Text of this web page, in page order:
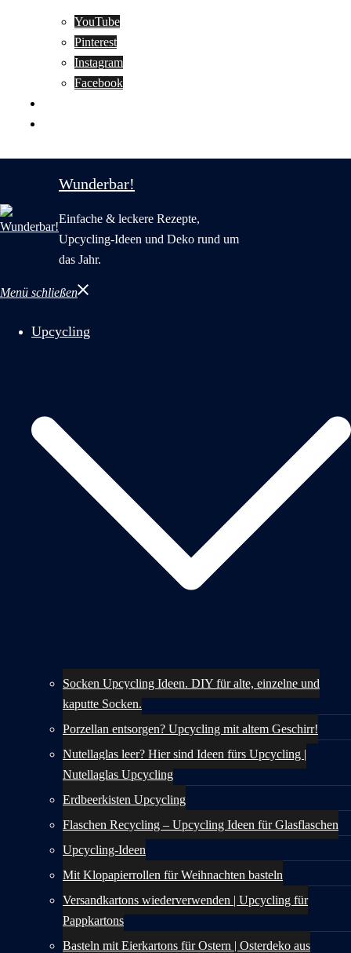
YouTube
Pinterest
Instagram
Facebook
Wunderbar!
Einfache & leckere Rezepte,
Upcycling-Ideen und Deko rund um
das Jahr.
Menü schließen
Upcycling
Socken Upcycling Ideen. DIY für alte, einzelne und
kaputte Socken.
Porzellan entsorgen? Upcycling mit altem Geschirr!
Nutellaglas leer? Hier sind Ideen fürs Upcycling |
Nutellaglas Upcycling
Erdbeerkisten Upcycling
Flaschen Recycling – Upcycling Ideen für Glasflaschen
Upcycling-Ideen
Mit Klopapierrollen für Weihnachten basteln
Versandkartons wiederverwenden | Upcycling für
Pappkartons
Basteln mit Eierkartons für Ostern | Osterdeko aus